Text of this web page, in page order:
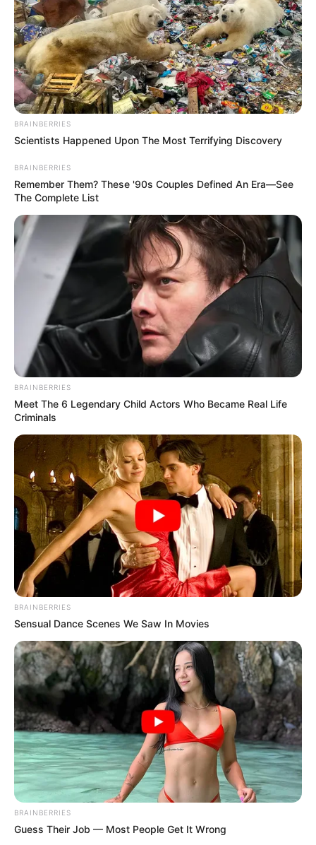
Découvrez le résumé complet d’Un si grand
soleil en avance avec l’épisode 1929 du lundi
25 mai 2026 de France 3. Margot (Clara
Botte) en danger avec Atlan son client.
BRAINBERRIES
Scientists Happened Upon The Most Terrifying Discovery
BRAINBERRIES
Remember Them? These '90s Couples Defined An Era—See
The Complete List
BRAINBERRIES
Meet The 6 Legendary Child Actors Who Became Real Life
Criminals
BRAINBERRIES
Sensual Dance Scenes We Saw In Movies
BRAINBERRIES
Guess Their Job — Most People Get It Wrong